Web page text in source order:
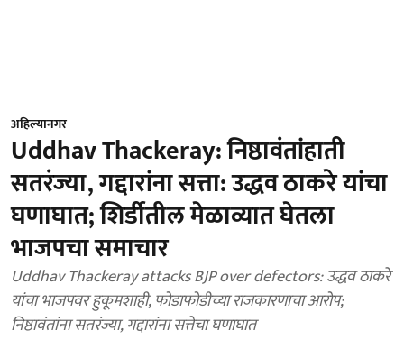
अहिल्यानगर
Uddhav Thackeray: निष्ठावंतांहाती
सतरंज्या, गद्दारांना सत्ता: उद्धव ठाकरे यांचा
घणाघात; शिर्डीतील मेळाव्यात घेतला
भाजपचा समाचार
Uddhav Thackeray attacks BJP over defectors: उद्धव ठाकरे
यांचा भाजपवर हुकूमशाही, फोडाफोडीच्या राजकारणाचा आरोप;
निष्ठावंतांना सतरंज्या, गद्दारांना सत्तेचा घणाघात